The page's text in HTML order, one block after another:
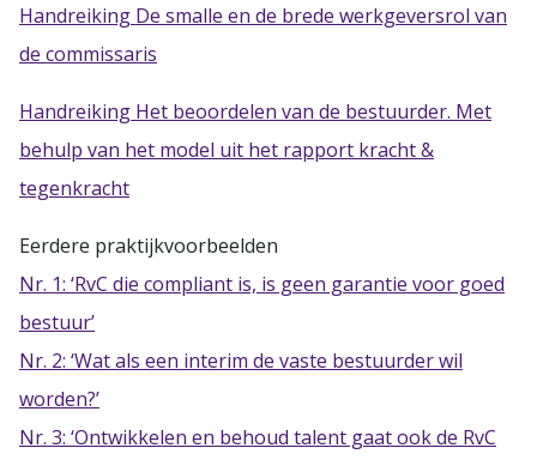
Handreiking De smalle en de brede werkgeversrol van
de commissaris
Handreiking Het beoordelen van de bestuurder. Met
behulp van het model uit het rapport kracht &
tegenkracht
Eerdere praktijkvoorbeelden
Nr. 1: ‘RvC die compliant is, is geen garantie voor goed
bestuur’
Nr. 2: ‘Wat als een interim de vaste bestuurder wil
worden?’
Nr. 3: ‘Ontwikkelen en behoud talent gaat ook de RvC